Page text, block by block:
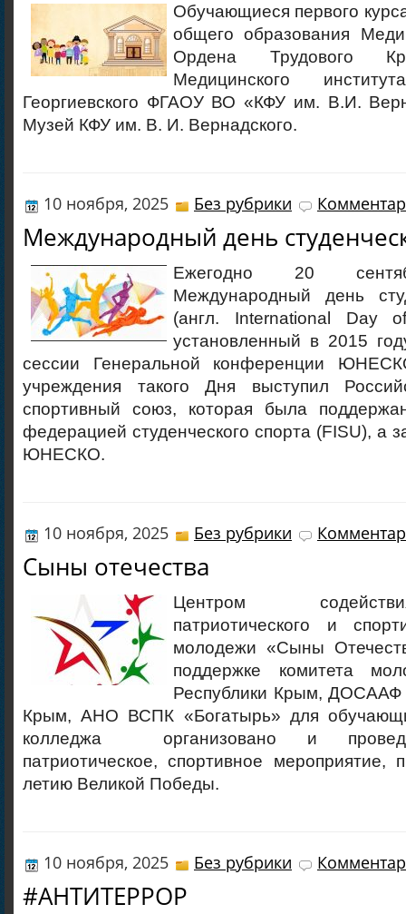
Обучающиеся первого
общего образования
Ордена Трудового
Медицинского
Георгиевского ФГАОУ ВО «КФУ им. В.И.
Музей КФУ им. В. И. Вернадского.
10 ноября, 2025 Без рубрики
Международный день
Ежегодно 20
Международный день
(англ. International Day
установленный в 2015
сессии Генеральной конференции
учреждения такого Дня выступил
спортивный союз, которая была
федерацией студенческого спорта (FISU), а
ЮНЕСКО.
10 ноября, 2025 Без рубрики
Сыны отечества
Центром
патриотического и
молодежи «Сыны
поддержке комитета
Республики Крым, ДОСААФ
Крым, АНО ВСПК «Богатырь» для
колледжа организовано и
патриотическое, спортивное мероприятие,
летию Великой Победы.
10 ноября, 2025 Без рубрики
#АНТИТЕРРОР